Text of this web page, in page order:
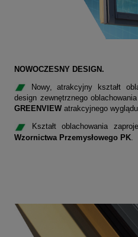
NOWOCZESNY DESIGN.
Nowy, atrakcyjny kształt
design zewnętrznego
GREENVIEW atrakcyjnego
Kształt oblachowania
Wzornictwa Przemysłowego PK